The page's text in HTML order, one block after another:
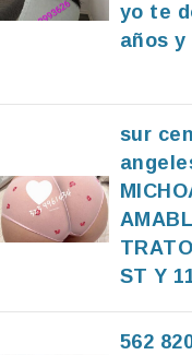
yo te
años y
sur
ST Y
562